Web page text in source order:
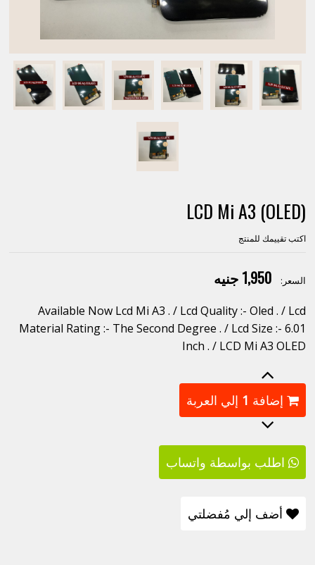
LCD Mi A3 (OLED)
اكتب تقييمك للمنتج
السعر: 1,950 جنيه
Available Now Lcd Mi A3 . / Lcd Quality :- Oled . / Lcd
Material Rating :- The Second Degree . / Lcd Size :- 6.01
Inch . / LCD Mi A3 OLED
إضافة 1 إلي العربة
اطلب بواسطة واتساب
أضف إلي مُفضلتي